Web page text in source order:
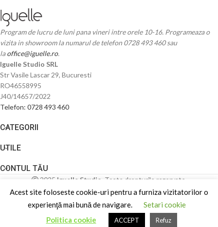
Program de lucru de luni pana vineri intre orele 10-16. Programeaza o
vizita in showroom la numarul de telefon 0728 493 460 sau
laoffice@iguelle.ro.
Iguelle Studio SRL
Str Vasile Lascar 29, Bucuresti
RO46558995
J40/14657/2022
Telefon: 0728 493 460
CATEGORII
UTILE
CONTUL TĂU
2025 Iguelle Studio . Toate drepturile rezervate.
Acest site foloseste cookie-uri pentru a furniza vizitatorilor o
experienţă mai bună de navigare.
Setari cookie
Politica cookie
ACCEPT Refuz